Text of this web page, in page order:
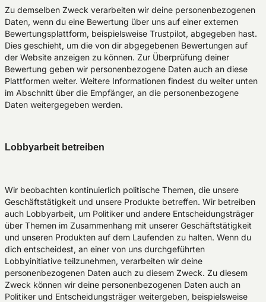
Zu demselben Zweck verarbeiten wir deine personenbezogenen
Daten, wenn du eine Bewertung über uns auf einer externen
Bewertungsplattform, beispielsweise Trustpilot, abgegeben hast.
Dies geschieht, um die von dir abgegebenen Bewertungen auf
der Website anzeigen zu können. Zur Überprüfung deiner
Bewertung geben wir personenbezogene Daten auch an diese
Plattformen weiter. Weitere Informationen findest du weiter unten
im Abschnitt über die Empfänger, an die personenbezogene
Daten weitergegeben werden.
Lobbyarbeit betreiben
Wir beobachten kontinuierlich politische Themen, die unsere
Geschäftstätigkeit und unsere Produkte betreffen. Wir betreiben
auch Lobbyarbeit, um Politiker und andere Entscheidungsträger
über Themen im Zusammenhang mit unserer Geschäftstätigkeit
und unseren Produkten auf dem Laufenden zu halten. Wenn du
dich entscheidest, an einer von uns durchgeführten
Lobbyinitiative teilzunehmen, verarbeiten wir deine
personenbezogenen Daten auch zu diesem Zweck. Zu diesem
Zweck können wir deine personenbezogenen Daten auch an
Politiker und Entscheidungsträger weitergeben, beispielsweise